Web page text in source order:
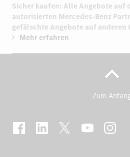
Sicher kaufen: Alle Angebote auf
autorisierten Mercedes-Benz
gefälschte Angebote auf anderen
Mehr erfahren
Zum